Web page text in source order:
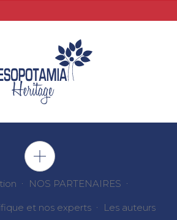
NOS PARTENAIRES
et nos experts Les auteurs